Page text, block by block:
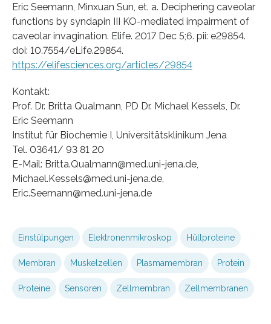
Eric Seemann, Minxuan Sun, et. a. Deciphering caveolar
functions by syndapin III KO-mediated impairment of
caveolar invagination. Elife. 2017 Dec 5;6. pii: e29854.
doi: 10.7554/eLife.29854.
https://elifesciences.org/articles/29854
Kontakt:
Prof. Dr. Britta Qualmann, PD Dr. Michael Kessels, Dr.
Eric Seemann
Institut für Biochemie I, Universitätsklinikum Jena
Tel. 03641/ 93 81 20
E-Mail: Britta.Qualmann@med.uni-jena.de,
Michael.Kessels@med.uni-jena.de,
Eric.Seemann@med.uni-jena.de
Einstülpungen Elektronenmikroskop Hüllproteine
Membran Muskelzellen Plasmamembran Protein
Proteine Sensoren Zellmembran Zellmembranen